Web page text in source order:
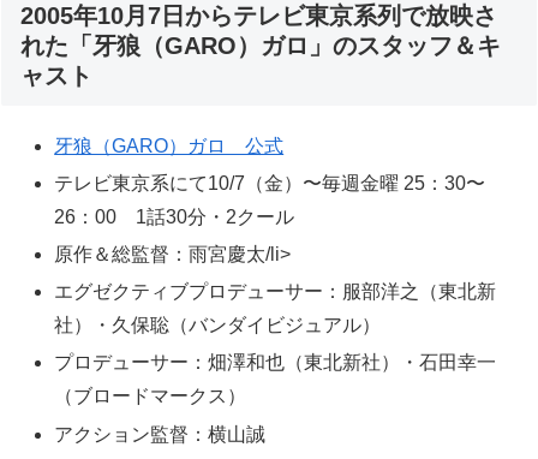
2005年10月7日からテレビ東京系列で放映さ
れた「牙狼（GARO）ガロ」のスタッフ＆キ
ャスト
牙狼（GARO）ガロ 公式
テレビ東京系にて10/7（金）〜毎週金曜 25：30〜
26：00 1話30分・2クール
原作＆総監督：雨宮慶太/li>
エグゼクティブプロデューサー：服部洋之（東北新
社）・久保聡（バンダイビジュアル）
プロデューサー：畑澤和也（東北新社）・石田幸一
（ブロードマークス）
アクション監督：横山誠